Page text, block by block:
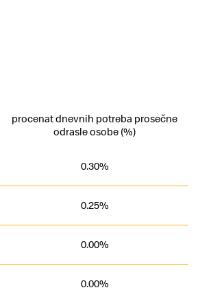
procenat dnevnih potreba prosečne
odrasle osobe (%)
0.30%
0.25%
0.00%
0.00%